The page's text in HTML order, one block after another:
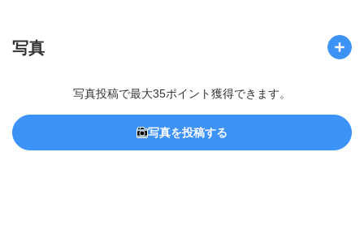
写真
写真投稿で最大35ポイント獲得できます。
写真を投稿する